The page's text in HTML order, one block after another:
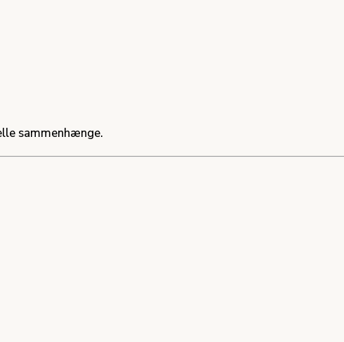
sammenhænge.